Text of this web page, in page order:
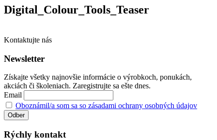
Digital_Colour_Tools_Teaser
Kontaktujte nás
Newsletter
Získajte všetky najnovšie informácie o výrobkoch, ponukách,
akciách či školeniach. Zaregistrujte sa ešte dnes.
Email
Oboznámil/a som sa so zásadami ochrany osobných údajov
Rýchly kontakt